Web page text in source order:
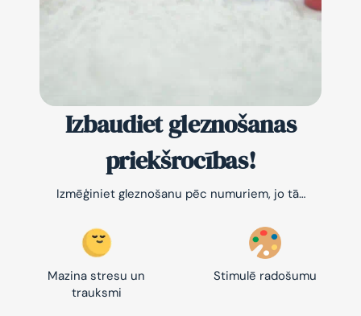
Izbaudiet gleznošanas
priekšrocības!
Izmēģiniet gleznošanu pēc numuriem, jo tā…
Mazina stresu un
trauksmi
Stimulē radošumu